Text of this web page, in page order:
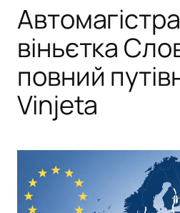
віньєтка
повний
Vinjeta